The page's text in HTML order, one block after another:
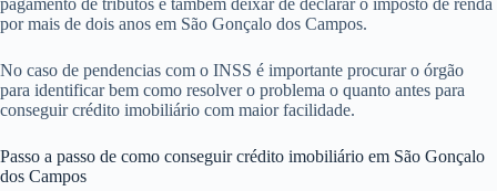
pagamento de tributos e também deixar de declarar o imposto de renda
por mais de dois anos em São Gonçalo dos Campos.
No caso de pendencias com o INSS é importante procurar o órgão
para identificar bem como resolver o problema o quanto antes para
conseguir crédito imobiliário com maior facilidade.
Passo a passo de como conseguir crédito imobiliário em São Gonçalo
dos Campos